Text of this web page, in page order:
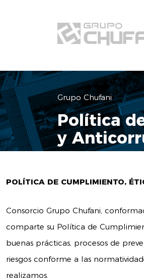
Grupo Chufani
Política
y
POLÍTICA DE CUMPLIMIENTO,
Consorcio Grupo Chufani,
comparte su Política de
buenas prácticas, procesos de
riesgos conforme a las
realizamos.